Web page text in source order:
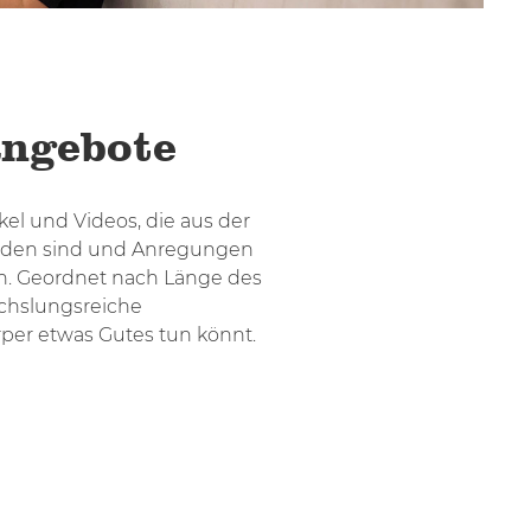
und Videos, die aus der
sind und Anregungen
Geordnet nach Länge des
etwas Gutes tun könnt.